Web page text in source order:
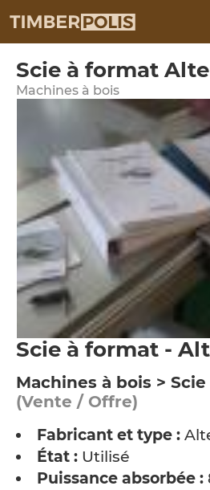
Scie à format
Machines à bois
Scie à format -
Machines à bois >
(Vente / Offre)
Fabricant et type :
État : Utilisé
Puissance absorbée :